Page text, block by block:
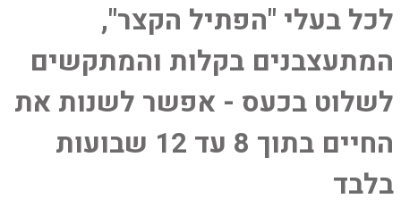
לכל בעלי "הפתיל הקצר",
המתעצבנים בקלות והמתקשים
לשלוט בכעס - אפשר לשנות את
החיים בתוך 8 עד 12 שבועות
בלבד